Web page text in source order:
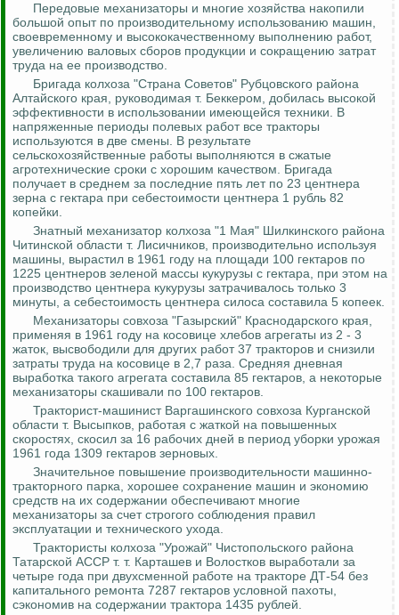
Передовые механизаторы и многие хозяйства накопили
большой опыт по производительному использованию машин,
своевременному и высококачественному выполнению работ,
увеличению валовых сборов продукции и сокращению затрат
труда на ее производство.
Бригада колхоза "Страна Советов" Рубцовского района
Алтайского края, руководимая т. Беккером, добилась высокой
эффективности в использовании имеющейся техники. В
напряженные периоды полевых работ все тракторы
используются в две смены. В результате
сельскохозяйственные работы выполняются в сжатые
агротехнические сроки с хорошим качеством. Бригада
получает в среднем за последние пять лет по 23 центнера
зерна с гектара при себестоимости центнера 1 рубль 82
копейки.
Знатный механизатор колхоза "1 Мая" Шилкинского района
Читинской области т. Лисичников, производительно используя
машины, вырастил в 1961 году на площади 100 гектаров по
1225 центнеров зеленой массы кукурузы с гектара, при этом на
производство центнера кукурузы затрачивалось только 3
минуты, а себестоимость центнера силоса составила 5 копеек.
Механизаторы совхоза "Газырский" Краснодарского края,
применяя в 1961 году на косовице хлебов агрегаты из 2 - 3
жаток, высвободили для других работ 37 тракторов и снизили
затраты труда на косовице в 2,7 раза. Средняя дневная
выработка такого агрегата составила 85 гектаров, а некоторые
механизаторы скашивали по 100 гектаров.
Тракторист-машинист Варгашинского совхоза Курганской
области т. Высыпков, работая с жаткой на повышенных
скоростях, скосил за 16 рабочих дней в период уборки урожая
1961 года 1309 гектаров зерновых.
Значительное повышение производительности машинно-
тракторного парка, хорошее сохранение машин и экономию
средств на их содержании обеспечивают многие
механизаторы за счет строгого соблюдения правил
эксплуатации и технического ухода.
Трактористы колхоза "Урожай" Чистопольского района
Татарской АССР т. т. Карташев и Волостков выработали за
четыре года при двухсменной работе на тракторе ДТ-54 без
капитального ремонта 7287 гектаров условной пахоты,
сэкономив на содержании трактора 1435 рублей.